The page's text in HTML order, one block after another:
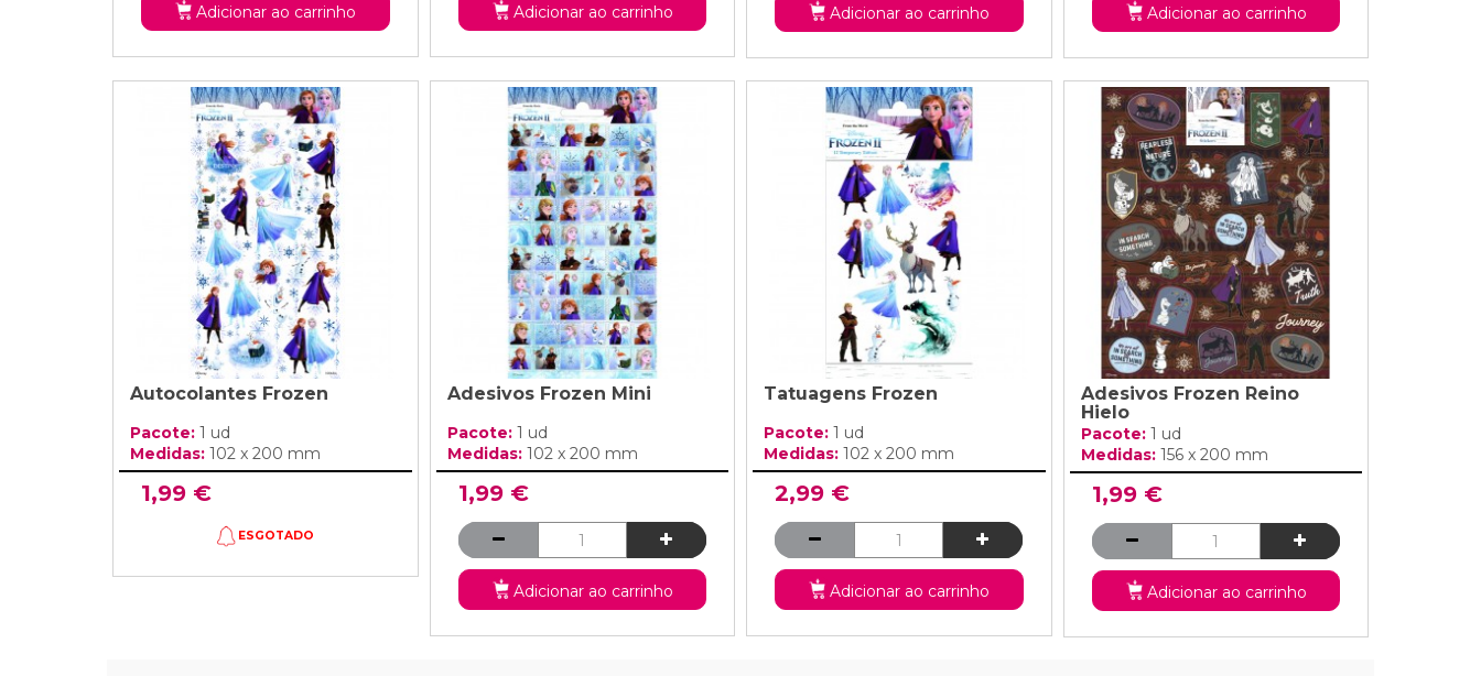
Adicionar ao carrinho Adicionar ao carrinho Adicionar ao carrinho Adicionar ao carrinho
Autocolantes Frozen
Pacote: 1 ud
Medidas: 102 x 200 mm
1,99 €
ESGOTADO
Adesivos Frozen Mini
Pacote: 1 ud
Medidas: 102 x 200 mm
1,99 €
Adicionar ao carrinho
Tatuagens Frozen
Pacote: 1 ud
Medidas: 102 x 200 mm
2,99 €
Adicionar ao carrinho
Adesivos Frozen Reino
Hielo
Pacote: 1 ud
Medidas: 156 x 200 mm
1,99 €
Adicionar ao carrinho